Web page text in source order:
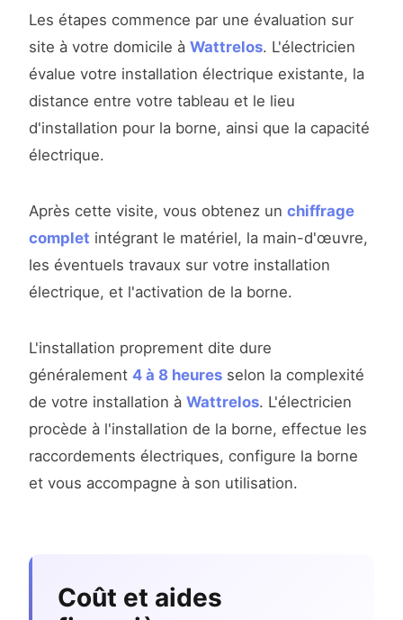
Les étapes commence par une évaluation sur
site à votre domicile à Wattrelos. L'électricien
évalue votre installation électrique existante, la
distance entre votre tableau et le lieu
d'installation pour la borne, ainsi que la capacité
électrique.
Après cette visite, vous obtenez un chiffrage
complet intégrant le matériel, la main-d'œuvre,
les éventuels travaux sur votre installation
électrique, et l'activation de la borne.
L'installation proprement dite dure
généralement 4 à 8 heures selon la complexité
de votre installation à Wattrelos. L'électricien
procède à l'installation de la borne, effectue les
raccordements électriques, configure la borne
et vous accompagne à son utilisation.
Coût et aides